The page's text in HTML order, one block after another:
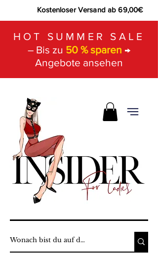
Kostenloser Versand ab 69,00€
HOT SUMMER SALE
– Bis zu 50 % sparen →
Angebote ansehen